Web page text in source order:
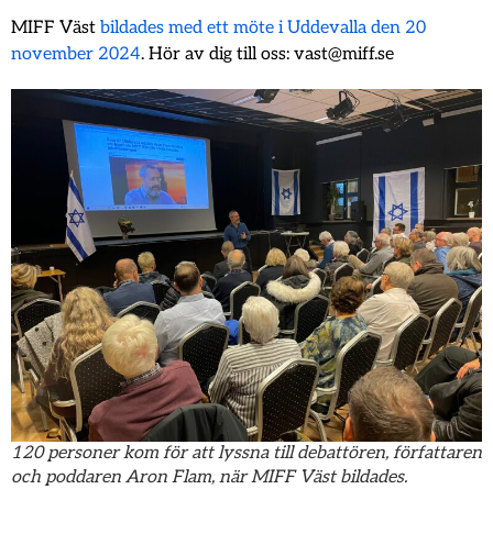
MIFF Väst bildades med ett möte i Uddevalla den 20
november 2024. Hör av dig till oss: vast@miff.se
120 personer kom för att lyssna till debattören, författaren
och poddaren Aron Flam, när MIFF Väst bildades.